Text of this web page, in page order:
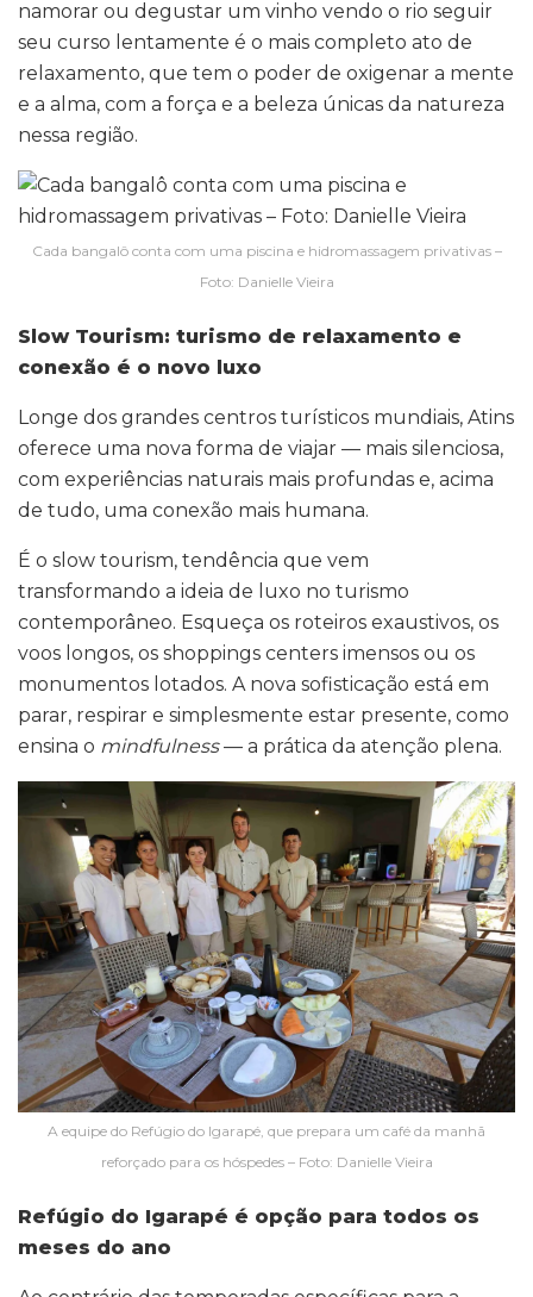
namorar ou degustar um vinho vendo o rio seguir
seu curso lentamente é o mais completo ato de
relaxamento, que tem o poder de oxigenar a mente
e a alma, com a força e a beleza únicas da natureza
nessa região.
Cada bangalô conta com uma piscina e hidromassagem privativas –
Foto: Danielle Vieira
Slow Tourism: turismo de relaxamento e
conexão é o novo luxo
Longe dos grandes centros turísticos mundiais, Atins
oferece uma nova forma de viajar — mais silenciosa,
com experiências naturais mais profundas e, acima
de tudo, uma conexão mais humana.
É o slow tourism, tendência que vem
transformando a ideia de luxo no turismo
contemporâneo. Esqueça os roteiros exaustivos, os
voos longos, os shoppings centers imensos ou os
monumentos lotados. A nova sofisticação está em
parar, respirar e simplesmente estar presente, como
ensina o mindfulness— a prática da atenção plena.
A equipe do Refúgio do Igarapé, que prepara um café da manhã
reforçado para os hóspedes – Foto: Danielle Vieira
Refúgio do Igarapé é opção para todos os
meses do ano